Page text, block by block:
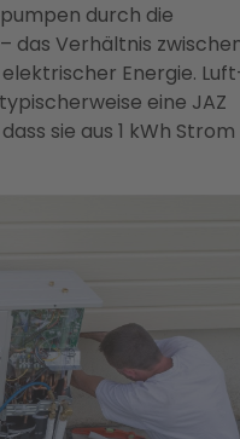
durch die
das Verhältnis
Energie.
eine JAZ
sie aus 1 kWh Strom